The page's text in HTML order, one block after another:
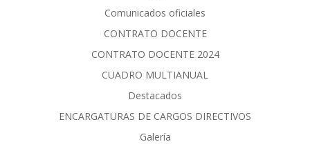
Comunicados oficiales
CONTRATO DOCENTE
CONTRATO DOCENTE 2024
CUADRO MULTIANUAL
Destacados
ENCARGATURAS DE CARGOS DIRECTIVOS
Galería